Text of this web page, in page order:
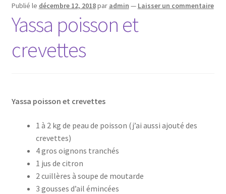
Publié le décembre 12, 2018par admin — Laisser un commentaire
Yassa poisson et
crevettes
Yassa poisson et crevettes
1 à 2 kg de peau de poisson (j’ai aussi ajouté des
crevettes)
4 gros oignons tranchés
1 jus de citron
2 cuillères à soupe de moutarde
3 gousses d’ail émincées